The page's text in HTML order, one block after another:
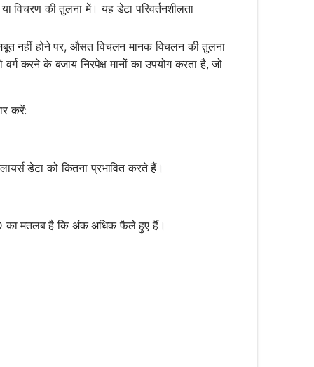
की तुलना में। यह डेटा परिवर्तनशीलता
नहीं होने पर, औसत विचलन मानक विचलन की तुलना
करने के बजाय निरपेक्ष मानों का उपयोग करता है, जो
करें:
डेटा को कितना प्रभावित करते हैं।
का मतलब है कि अंक अधिक फैले हुए हैं।